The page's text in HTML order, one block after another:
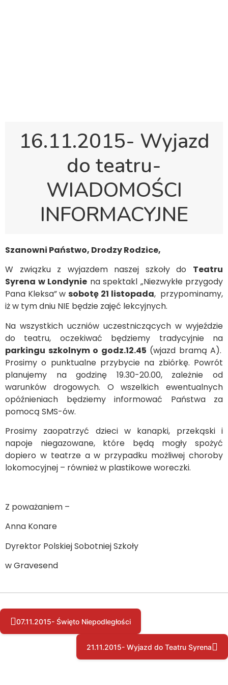
16.11.2015- Wyjazd
do teatru-
WIADOMOŚCI
INFORMACYJNE
Szanowni Państwo, Drodzy Rodzice,
W związku z wyjazdem naszej szkoły do Teatru
Syrena w Londynie na spektakl „Niezwykłe przygody
Pana Kleksa” wsobotę 21 listopada, przypominamy,
iż w tym dniu NIE będzie zajęć lekcyjnych.
Na wszystkich uczniów uczestniczących w wyjeździe
do teatru, oczekiwać będziemy tradycyjnie na
parkingu szkolnym o godz.12.45 (wjazd bramą A).
Prosimy o punktualne przybycie na zbiórkę. Powrót
planujemy na godzinę 19.30-20.00, zależnie od
warunków drogowych. O wszelkich ewentualnych
opóźnieniach będziemy informować Państwa za
pomocą SMS-ów.
Prosimy zaopatrzyć dzieci w kanapki, przekąski i
napoje niegazowane, które będą mogły spożyć
dopiero w teatrze a w przypadku możliwej choroby
lokomocyjnej – również w plastikowe woreczki.
Z poważaniem –
Anna Konare
Dyrektor Polskiej Sobotniej Szkoły
w Gravesend
07.11.2015- Święto Niepodległości
21.11.2015- Wyjazd do Teatru Syrena